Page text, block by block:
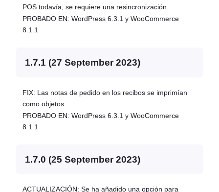
POS todavía, se requiere una resincronización.
PROBADO EN: WordPress 6.3.1 y WooCommerce
8.1.1
1.7.1 (27 September 2023)
FIX: Las notas de pedido en los recibos se imprimían
como objetos
PROBADO EN: WordPress 6.3.1 y WooCommerce
8.1.1
1.7.0 (25 September 2023)
ACTUALIZACIÓN: Se ha añadido una opción para